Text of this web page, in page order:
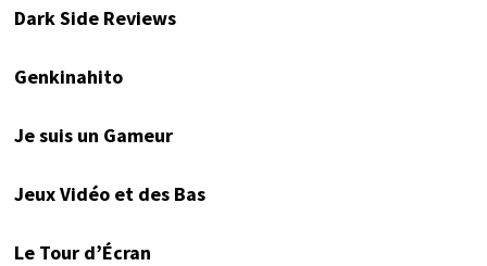
Dark Side Reviews
Genkinahito
Je suis un Gameur
Jeux Vidéo et des Bas
Le Tour d’Écran